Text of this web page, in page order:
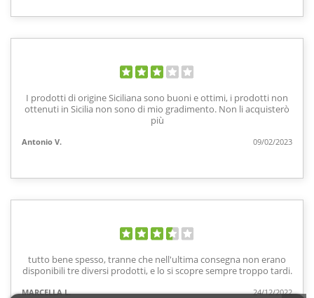
I prodotti di origine Siciliana sono buoni e ottimi, i prodotti non
ottenuti in Sicilia non sono di mio gradimento. Non li acquisterò
più
Antonio V. 09/02/2023
tutto bene spesso, tranne che nell'ultima consegna non erano
disponibili tre diversi prodotti, e lo si scopre sempre troppo tardi.
MARCELLA L. 24/12/2022